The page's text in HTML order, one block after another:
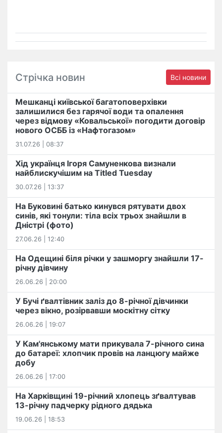
Стрічка новин Всі новини
Мешканці київської багатоповерхівки
залишилися без гарячої води та опалення
через відмову «Ковальської» погодити договір
нового ОСББ із «Нафтогазом»
31.07.26 | 08:37
Хід українця Ігоря Самуненкова визнали
найблискучішим на Titled Tuesday
30.07.26 | 13:37
На Буковині батько кинувся рятувати двох
синів, які тонули: тіла всіх трьох знайшли в
Дністрі (фото)
27.06.26 | 12:40
На Одещині біля річки у зашморгу знайшли 17-
річну дівчину
26.06.26 | 20:00
У Бучі ґвалтівник заліз до 8-річної дівчинки
через вікно, розірвавши москітну сітку
26.06.26 | 19:07
У Кам'янському мати прикувала 7-річного сина
до батареї: хлопчик провів на ланцюгу майже
добу
26.06.26 | 17:00
На Харківщині 19-річний хлопець​ ️зґвалтував
13-річну падчерку рідного дядька
19.06.26 | 18:53